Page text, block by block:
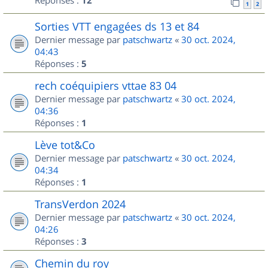
1 2
Sorties VTT engagées ds 13 et 84
Dernier message par patschwartz « 30 oct. 2024,
04:43
Réponses : 5
rech coéquipiers vttae 83 04
Dernier message par patschwartz « 30 oct. 2024,
04:36
Réponses : 1
Lève tot&Co
Dernier message par patschwartz « 30 oct. 2024,
04:34
Réponses : 1
TransVerdon 2024
Dernier message par patschwartz « 30 oct. 2024,
04:26
Réponses : 3
Chemin du roy